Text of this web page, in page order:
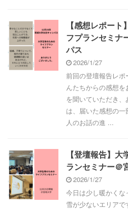
【感想レポート
フプランセミナ
パス
2026/1/27
前回の登壇報告レポ
んたちからの感想
を聞いていただき
は、届いた感想の
人のお話の進 ...
【登壇報告】
ランセミナー＠
2026/1/27
今日は少し暖かく
雪が少ないエリア